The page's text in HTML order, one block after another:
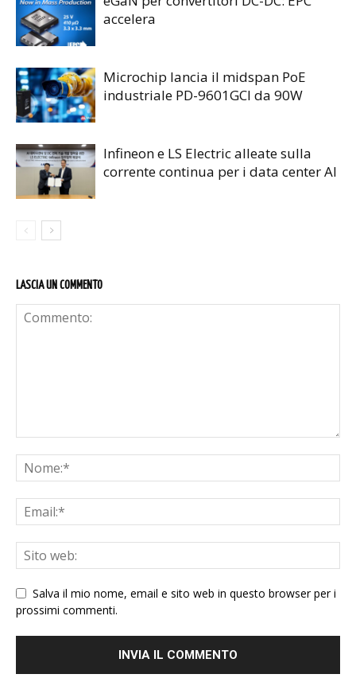
accelera
Microchip lancia il midspan PoE
industriale PD-9601GCI da 90W
Infineon e LS Electric alleate sulla
corrente continua per i data center AI
LASCIA UN COMMENTO
Salva il mio nome, email e sito web in questo browser per i
prossimi commenti.